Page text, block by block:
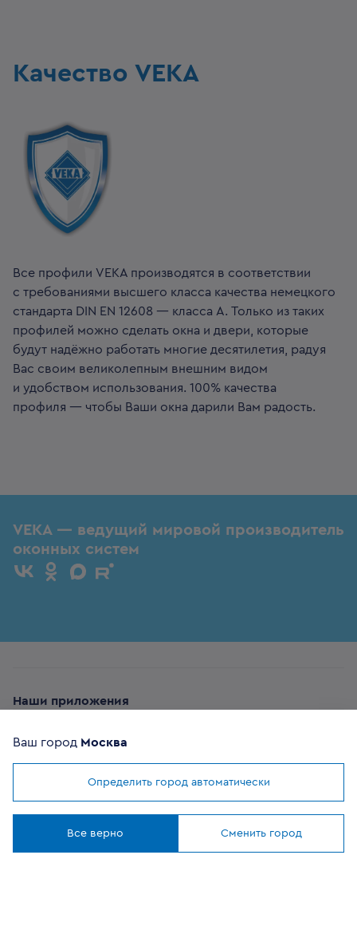
Качество VEKA
Все профили VEKA производятся в соответствии
с требованиями высшего класса качества немецкого
стандарта DIN EN 12608 — класса А. Только из таких
профилей можно сделать окна и двери, которые
будут надёжно работать многие десятилетия, радуя
Вас своим великолепным внешним видом
и удобством использования. 100% качества
профиля — чтобы Ваши окна дарили Вам радость.
Мы используем cookies
VEKA — ведущий мировой производитель
оконных систем
Наши приложения
Ваш город Москва
Определить город автоматически
Все верно Сменить город